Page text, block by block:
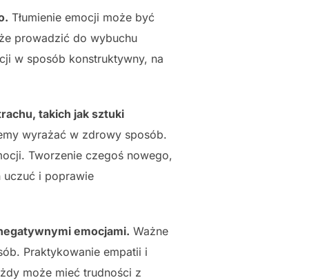
Tłumienie emocji może być
prowadzić do wybuchu
w sposób konstruktywny, na
takich jak sztuki
wyrażać w zdrowy sposób.
Tworzenie czegoś nowego,
uczuć i poprawie
emocjami. Ważne
Praktykowanie empatii i
może mieć trudności z